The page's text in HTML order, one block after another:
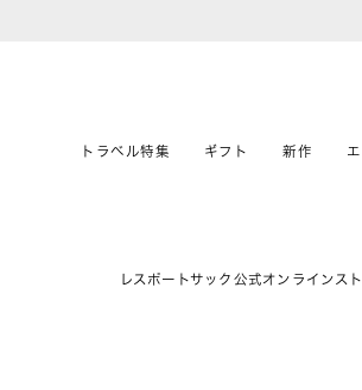
トラベル特集 ギフト 新作
レスポートサック公式オンラインス